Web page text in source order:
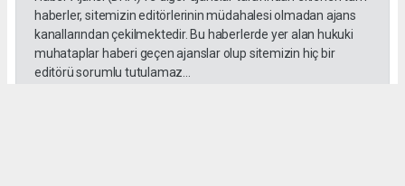
haberler, sitemizin editörlerinin müdahalesi olmadan ajans
kanallarından çekilmektedir. Bu haberlerde yer alan hukuki
muhataplar haberi geçen ajanslar olup sitemizin hiç bir
editörü sorumlu tutulamaz...